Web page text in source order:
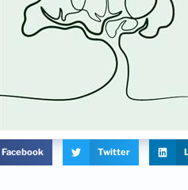
Facebook Twitter